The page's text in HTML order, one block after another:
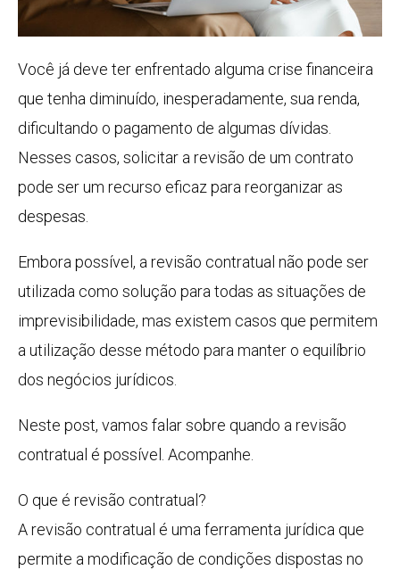
Você já deve ter enfrentado alguma crise financeira
que tenha diminuído, inesperadamente, sua renda,
dificultando o pagamento de algumas dívidas.
Nesses casos, solicitar a revisão de um contrato
pode ser um recurso eficaz para reorganizar as
despesas.
Embora possível, a revisão contratual não pode ser
utilizada como solução para todas as situações de
imprevisibilidade, mas existem casos que permitem
a utilização desse método para manter o equilíbrio
dos negócios jurídicos.
Neste post, vamos falar sobre quando a revisão
contratual é possível. Acompanhe.
O que é revisão contratual?
A revisão contratual é uma ferramenta jurídica que
permite a modificação de condições dispostas no